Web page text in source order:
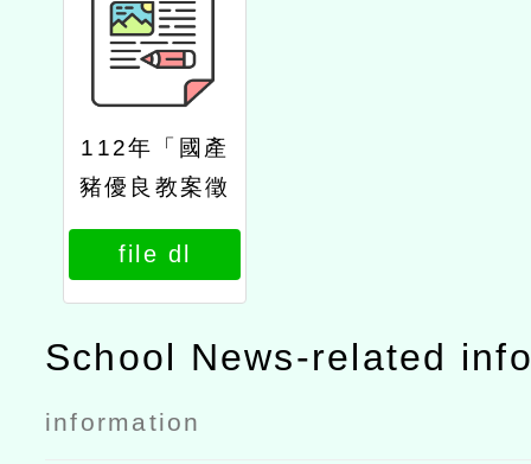
112年「國產
豬優良教案徵
選暨教學活
動」簡章
file dl
School News-related
information